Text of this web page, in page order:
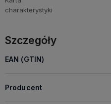
Szczegóły
EAN (GTIN)
Producent